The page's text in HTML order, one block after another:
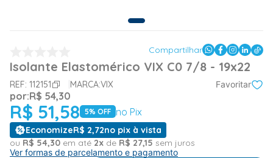
Compartilhar
Isolante Elastomérico VIX C0 7/8 - 19x22
REF: 112151 MARCA:VIX Favoritar
por:R$ 54,30
R$ 51,58 5% OFF no Pix
EconomizeR$ 2,72no pix à vista
ou R$ 54,30 em até 2x de R$ 27,15 sem juros
Ver formas de parcelamento e pagamento